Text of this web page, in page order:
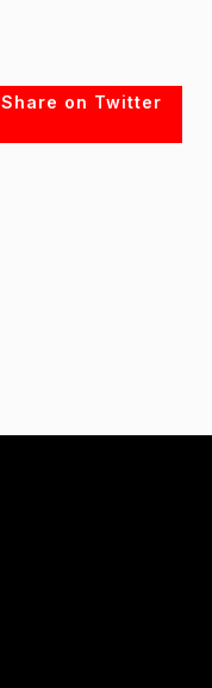
Share on Twitter